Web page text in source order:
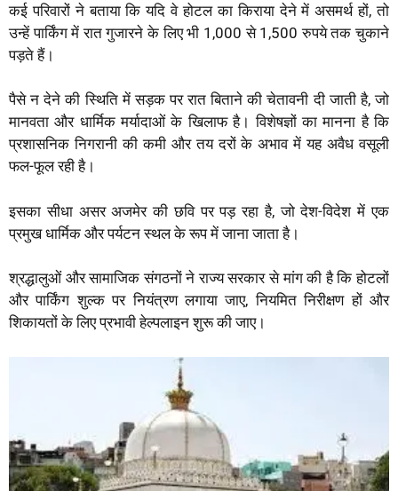
कई परिवारों ने बताया कि यदि वे होटल का किराया देने में असमर्थ हों, तो
उन्हें पार्किंग में रात गुजारने के लिए भी 1,000 से 1,500 रुपये तक चुकाने
पड़ते हैं।
पैसे न देने की स्थिति में सड़क पर रात बिताने की चेतावनी दी जाती है, जो
मानवता और धार्मिक मर्यादाओं के खिलाफ है। विशेषज्ञों का मानना है कि
प्रशासनिक निगरानी की कमी और तय दरों के अभाव में यह अवैध वसूली
फल-फूल रही है।
इसका सीधा असर अजमेर की छवि पर पड़ रहा है, जो देश-विदेश में एक
प्रमुख धार्मिक और पर्यटन स्थल के रूप में जाना जाता है।
श्रद्धालुओं और सामाजिक संगठनों ने राज्य सरकार से मांग की है कि होटलों
और पार्किंग शुल्क पर नियंत्रण लगाया जाए, नियमित निरीक्षण हों और
शिकायतों के लिए प्रभावी हेल्पलाइन शुरू की जाए।